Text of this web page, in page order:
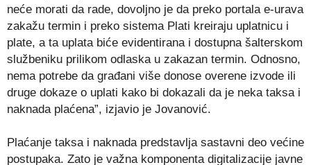
neće morati da rade, dovoljno je da preko portala e-urava
zakažu termin i preko sistema Plati kreiraju uplatnicu i
plate, a ta uplata biće evidentirana i dostupna šalterskom
službeniku prilikom odlaska u zakazan termin. Odnosno,
nema potrebe da građani više donose overene izvode ili
druge dokaze o uplati kako bi dokazali da je neka taksa i
naknada plaćena”, izjavio je Jovanović.
Plaćanje taksa i naknada predstavlja sastavni deo većine
postupaka. Zato je važna komponenta digitalizacije javne